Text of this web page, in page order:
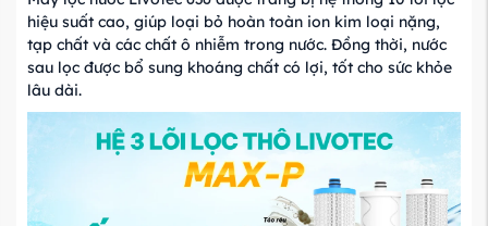
hiệu suất cao, giúp loại bỏ hoàn toàn ion kim loại nặng,
tạp chất và các chất ô nhiễm trong nước. Đồng thời, nước
sau lọc được bổ sung khoáng chất có lợi, tốt cho sức khỏe
lâu dài.